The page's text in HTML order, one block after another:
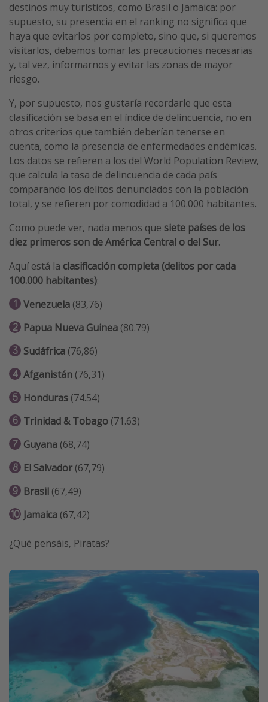
destinos muy turísticos, como Brasil o Jamaica: por
supuesto, su presencia en el ranking no significa que
haya que evitarlos por completo, sino que, si queremos
visitarlos, debemos tomar las precauciones necesarias
y, tal vez, informarnos y evitar las zonas de mayor
riesgo.
Y, por supuesto, nos gustaría recordarle que esta
clasificación se basa en el índice de delincuencia, no en
otros criterios que también deberían tenerse en
cuenta, como la presencia de enfermedades endémicas.
Los datos se refieren a los del World Population Review,
que calcula la tasa de delincuencia de cada país
comparando los delitos denunciados con la población
total, y se refieren por comodidad a 100.000 habitantes.
Como puede ver, nada menos que siete países de los
diez primeros son de América Central o del Sur.
Aquí está la clasificación completa (delitos por cada
100.000 habitantes):
Venezuela (83,76)
Papua Nueva Guinea (80.79)
Sudáfrica (76,86)
Afganistán (76,31)
Honduras (74.54)
Trinidad & Tobago (71.63)
Guyana (68,74)
El Salvador (67,79)
Brasil (67,49)
Jamaica (67,42)
¿Qué pensáis, Piratas?